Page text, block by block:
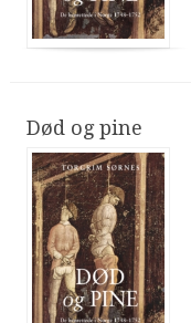
Død og pine